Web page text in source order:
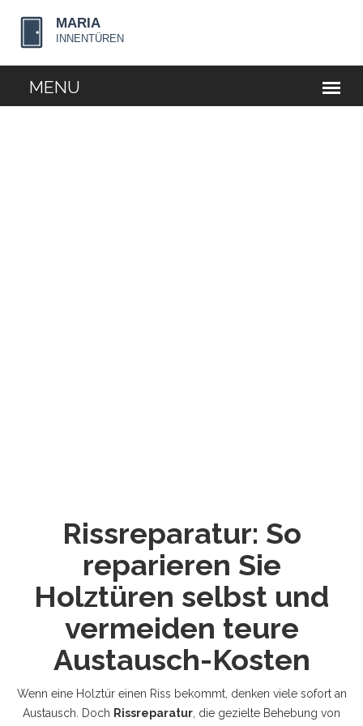
Rissreparatur: So
reparieren Sie
Holztüren selbst und
vermeiden teure
Austausch-Kosten
Wenn eine Holztür einen Riss bekommt, denken viele sofort an
Austausch. Doch Rissreparatur die gezielte Behebung von